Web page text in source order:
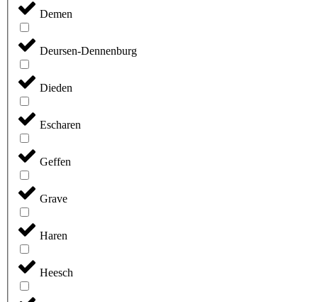
Demen
Deursen-Dennenburg
Dieden
Escharen
Geffen
Grave
Haren
Heesch